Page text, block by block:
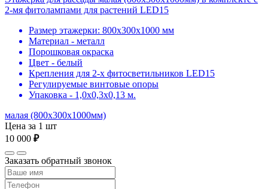
2-мя фитолампами для растений LED15
Размер этажерки: 800х300х1000 мм
Материал - металл
Порошковая окраска
Цвет - белый
Крепления для 2-х фитосветильников LED15
Регулируемые винтовые опоры
Упаковка - 1,0х0,3х0,13 м.
малая (800х300х1000мм)
Цена за 1 шт
10 000 ₽
Заказать обратный звонок